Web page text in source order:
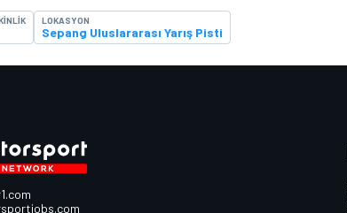
LOKASYON
Sepang Uluslararası Yarış Pisti